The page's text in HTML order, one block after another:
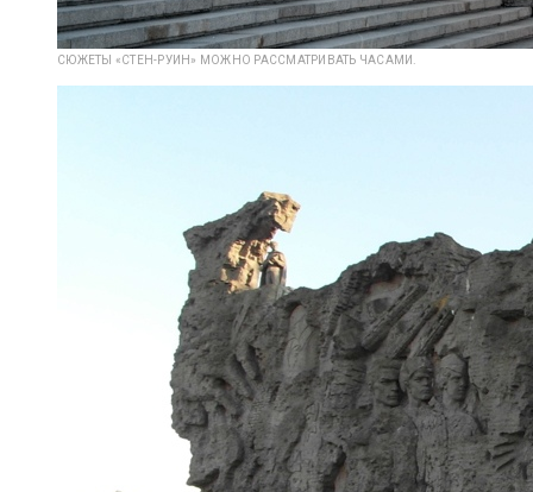
СЮЖЕТЫ «СТЕН-РУИН» МОЖНО РАССМАТРИВАТЬ ЧАСАМИ.